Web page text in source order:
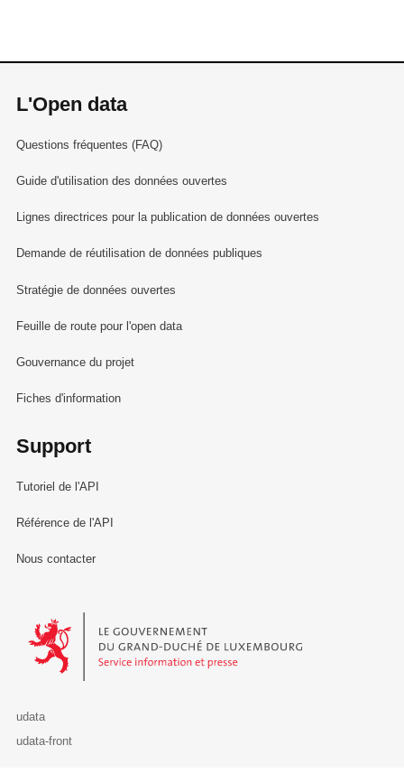
L'Open data
Questions fréquentes (FAQ)
Guide d'utilisation des données ouvertes
Lignes directrices pour la publication de données ouvertes
Demande de réutilisation de données publiques
Stratégie de données ouvertes
Feuille de route pour l'open data
Gouvernance du projet
Fiches d'information
Support
Tutoriel de l'API
Référence de l'API
Nous contacter
Le Gouvernement du Grand-Duché de Luxembourg - Service
udata
udata-front